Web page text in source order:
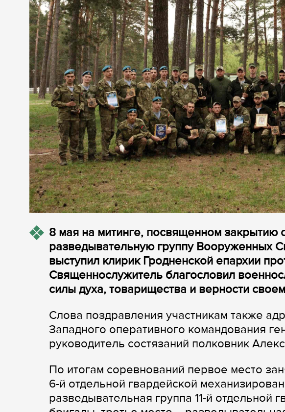
8 мая на митинге, посвященном закрытию
разведывательную группу Вооруженных
выступил клирик Гродненской епархии
Священнослужитель благословил
силы духа, товарищества и верности
Слова поздравления участникам также
Западного оперативного командования
руководитель состязаний полковник
По итогам соревнований первое место
6-й отдельной гвардейской
разведывательная группа 11-й отдельной